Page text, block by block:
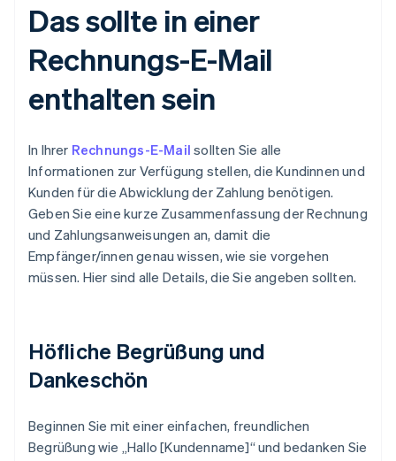
Das sollte in einer
Rechnungs-E-Mail
enthalten sein
In Ihrer Rechnungs-E-Mail sollten Sie alle
Informationen zur Verfügung stellen, die Kundinnen und
Kunden für die Abwicklung der Zahlung benötigen.
Geben Sie eine kurze Zusammenfassung der Rechnung
und Zahlungsanweisungen an, damit die
Empfänger/innen genau wissen, wie sie vorgehen
müssen. Hier sind alle Details, die Sie angeben sollten.
Höfliche Begrüßung und
Dankeschön
Beginnen Sie mit einer einfachen, freundlichen
Begrüßung wie „Hallo [Kundenname]“ und bedanken Sie